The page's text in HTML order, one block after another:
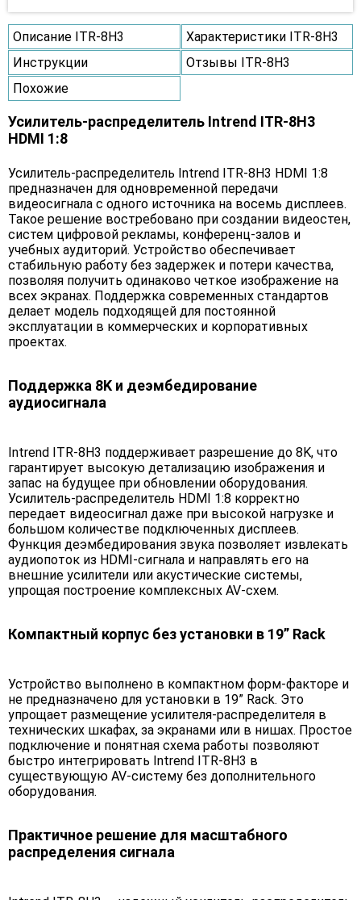
Описание ITR-8H3
Характеристики ITR-8H3
Инструкции
Отзывы ITR-8H3
Похожие
Усилитель-распределитель Intrend ITR-8H3
HDMI 1:8
Усилитель-распределитель Intrend ITR-8H3 HDMI 1:8
предназначен для одновременной передачи
видеосигнала с одного источника на восемь дисплеев.
Такое решение востребовано при создании видеостен,
систем цифровой рекламы, конференц-залов и
учебных аудиторий. Устройство обеспечивает
стабильную работу без задержек и потери качества,
позволяя получить одинаково четкое изображение на
всех экранах. Поддержка современных стандартов
делает модель подходящей для постоянной
эксплуатации в коммерческих и корпоративных
проектах.
Поддержка 8K и деэмбедирование
аудиосигнала
Intrend ITR-8H3 поддерживает разрешение до 8K, что
гарантирует высокую детализацию изображения и
запас на будущее при обновлении оборудования.
Усилитель-распределитель HDMI 1:8 корректно
передает видеосигнал даже при высокой нагрузке и
большом количестве подключенных дисплеев.
Функция деэмбедирования звука позволяет извлекать
аудиопоток из HDMI-сигнала и направлять его на
внешние усилители или акустические системы,
упрощая построение комплексных AV-схем.
Компактный корпус без установки в 19” Rack
Устройство выполнено в компактном форм-факторе и
не предназначено для установки в 19” Rack. Это
упрощает размещение усилителя-распределителя в
технических шкафах, за экранами или в нишах. Простое
подключение и понятная схема работы позволяют
быстро интегрировать Intrend ITR-8H3 в
существующую AV-систему без дополнительного
оборудования.
Практичное решение для масштабного
распределения сигнала